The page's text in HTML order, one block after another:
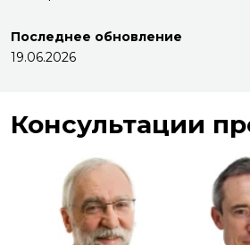
Последнее обновление
19.06.2026
Консультации